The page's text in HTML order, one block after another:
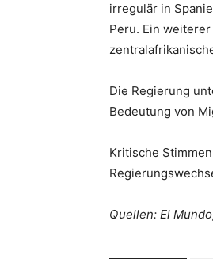
irregulär in
Peru. Ein
Die Regierung
Bedeutung von
Kritische
Quellen: El